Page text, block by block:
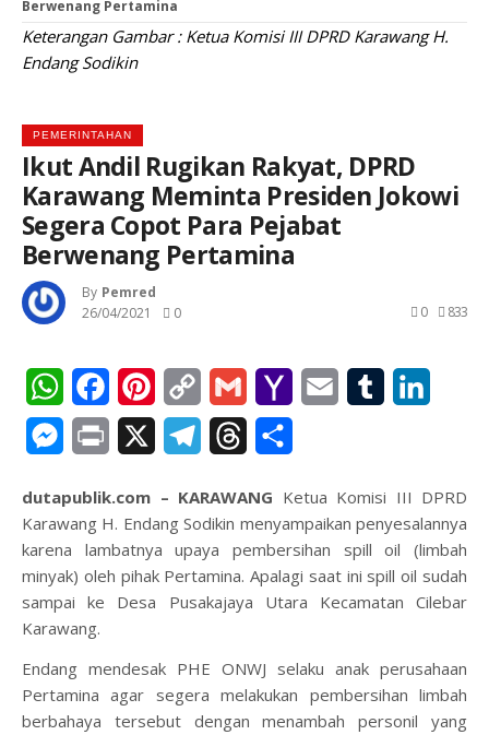
Berwenang Pertamina
Keterangan Gambar : Ketua Komisi III DPRD Karawang H.
Endang Sodikin
PEMERINTAHAN
Ikut Andil Rugikan Rakyat, DPRD
Karawang Meminta Presiden Jokowi
Segera Copot Para Pejabat
Berwenang Pertamina
By Pemred
26/04/2021
0 833
0
WhatsAppFacebookPinterest
Copy
Link
Gmail
Yahoo
Email Tumblr
Messenger
Print TelegramThreads
dutapublik.com – KARAWANG Ketua Komisi III DPRD
Karawang H. Endang Sodikin menyampaikan penyesalannya
karena lambatnya upaya pembersihan spill oil (limbah
minyak) oleh pihak Pertamina. Apalagi saat ini spill oil sudah
sampai ke Desa Pusakajaya Utara Kecamatan Cilebar
Karawang.
Endang mendesak PHE ONWJ selaku anak perusahaan
Pertamina agar segera melakukan pembersihan limbah
berbahaya tersebut dengan menambah personil yang